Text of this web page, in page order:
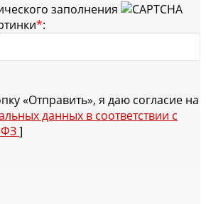
заполнения
*:
«Отправить», я даю согласие на
данных в соответствии с
ФЗ]